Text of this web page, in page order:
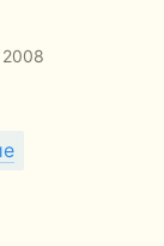
2008